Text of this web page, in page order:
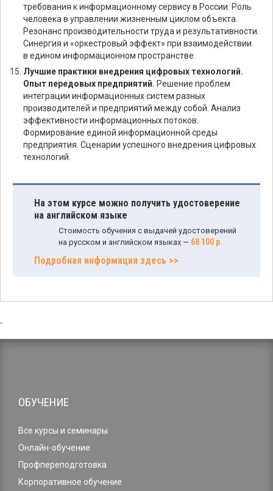
требования к информационному сервису в России. Роль
человека в управлении жизненным циклом объекта.
Резонанс производительности труда и результативности.
Синергия и «оркестровый эффект» при взаимодействии
в едином информационном пространстве.
Лучшие практики внедрения цифровых технологий.
Опыт передовых предприятий. Решение проблем
интеграции информационных систем разных
производителей и предприятий между собой. Анализ
эффективности информационных потоков.
Формирование единой информационной среды
предприятия. Сценарии успешного внедрения цифровых
технологий.
На этом курсе можно получить удостоверение
на английском языке
Стоимость обучения с выдачей удостоверений
на русском и английском языках — 68 100 р.
Подробная информация здесь >>
ОБУЧЕНИЕ
Все курсы и семинары
Онлайн-обучение
Профпереподготовка
Корпоративное обучение